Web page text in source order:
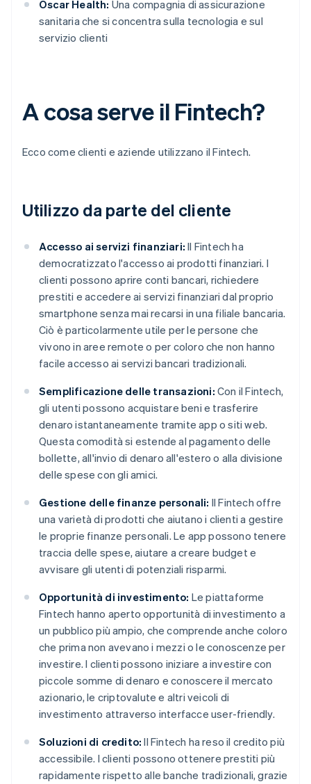
Oscar Health: Una compagnia di assicurazione
sanitaria che si concentra sulla tecnologia e sul
servizio clienti
A cosa serve il Fintech?
Ecco come clienti e aziende utilizzano il Fintech.
Utilizzo da parte del cliente
Accesso ai servizi finanziari: Il Fintech ha
democratizzato l'accesso ai prodotti finanziari. I
clienti possono aprire conti bancari, richiedere
prestiti e accedere ai servizi finanziari dal proprio
smartphone senza mai recarsi in una filiale bancaria.
Ciò è particolarmente utile per le persone che
vivono in aree remote o per coloro che non hanno
facile accesso ai servizi bancari tradizionali.
Semplificazione delle transazioni: Con il Fintech,
gli utenti possono acquistare beni e trasferire
denaro istantaneamente tramite app o siti web.
Questa comodità si estende al pagamento delle
bollette, all'invio di denaro all'estero o alla divisione
delle spese con gli amici.
Gestione delle finanze personali: Il Fintech offre
una varietà di prodotti che aiutano i clienti a gestire
le proprie finanze personali. Le app possono tenere
traccia delle spese, aiutare a creare budget e
avvisare gli utenti di potenziali risparmi.
Opportunità di investimento: Le piattaforme
Fintech hanno aperto opportunità di investimento a
un pubblico più ampio, che comprende anche coloro
che prima non avevano i mezzi o le conoscenze per
investire. I clienti possono iniziare a investire con
piccole somme di denaro e conoscere il mercato
azionario, le criptovalute e altri veicoli di
investimento attraverso interfacce user-friendly.
Soluzioni di credito: Il Fintech ha reso il credito più
accessibile. I clienti possono ottenere prestiti più
rapidamente rispetto alle banche tradizionali, grazie